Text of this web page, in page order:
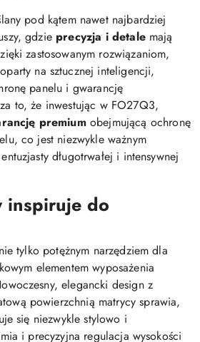
pod kątem nawet najbardziej
gdzie precyzja i detalemają
zastosowanym rozwiązaniom,
oparty na sztucznej inteligencji,
panelu i gwarancję
to, że inwestując w FO27Q3,
premiumobejmującą ochronę
co jest niezwykle ważnym
długotrwałej i intensywnej
inspiruje do
tylko potężnym narzędziem dla
elementem wyposażenia
elegancki design z
powierzchnią matrycy sprawia,
się niezwykle stylowo i
i precyzyjna regulacja wysokości